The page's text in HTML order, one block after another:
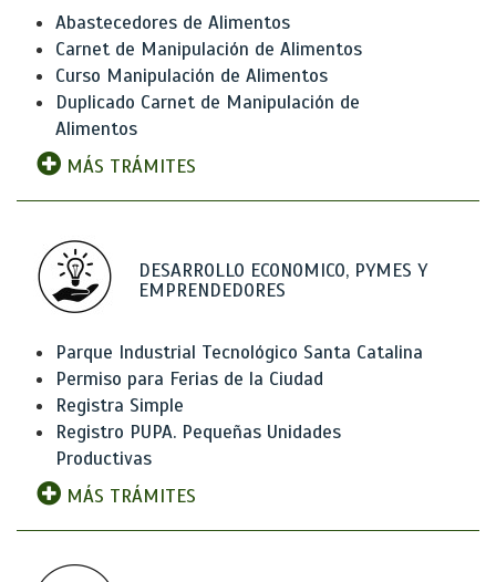
Abastecedores de Alimentos
Carnet de Manipulación de Alimentos
Curso Manipulación de Alimentos
Duplicado Carnet de Manipulación de
Alimentos
MÁS TRÁMITES
DESARROLLO ECONOMICO, PYMES Y
EMPRENDEDORES
Parque Industrial Tecnológico Santa Catalina
Permiso para Ferias de la Ciudad
Registra Simple
Registro PUPA. Pequeñas Unidades
Productivas
MÁS TRÁMITES